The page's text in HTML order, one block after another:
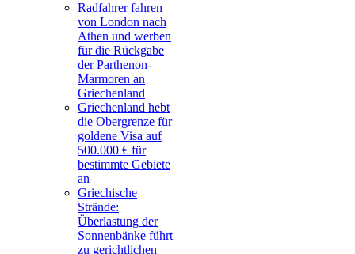
Radfahrer fahren
von London nach
Athen und werben
für die Rückgabe
der Parthenon-
Marmoren an
Griechenland
Griechenland hebt
die Obergrenze für
goldene Visa auf
500.000 € für
bestimmte Gebiete
an
Griechische
Strände:
Überlastung der
Sonnenbänke führt
zu gerichtlichen